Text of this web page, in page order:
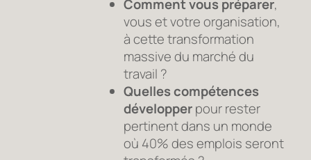
Comment vous préparer,
vous et votre organisation,
à cette transformation
massive du marché du
travail ?
Quelles compétences
développerpour rester
pertinent dans un monde
où 40% des emplois seront